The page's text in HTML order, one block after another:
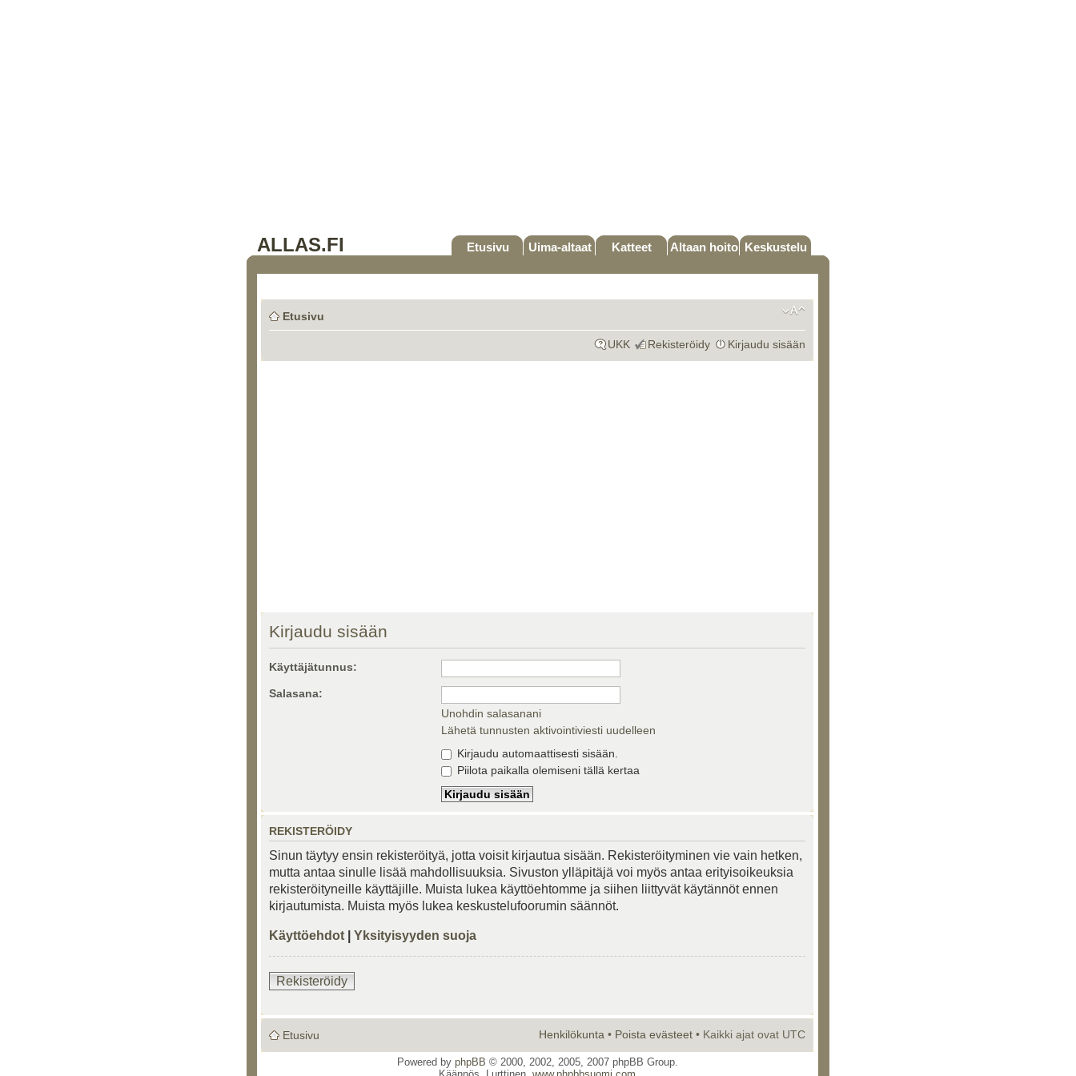
ALLAS.FI Etusivu Uima-altaat Katteet Altaan hoito Keskustelu
Etusivu
UKK Rekisteröidy Kirjaudu sisään
Kirjaudu sisään
Käyttäjätunnus:
Salasana:
Unohdin salasanani
Lähetä tunnusten aktivointiviesti uudelleen
Kirjaudu automaattisesti sisään.
Piilota paikalla olemiseni tällä kertaa
REKISTERÖIDY
Sinun täytyy ensin rekisteröityä, jotta voisit kirjautua sisään. Rekisteröityminen vie vain hetken,
mutta antaa sinulle lisää mahdollisuuksia. Sivuston ylläpitäjä voi myös antaa erityisoikeuksia
rekisteröityneille käyttäjille. Muista lukea käyttöehtomme ja siihen liittyvät käytännöt ennen
kirjautumista. Muista myös lukea keskustelufoorumin säännöt.
Käyttöehdot Yksityisyyden suoja
Rekisteröidy
Etusivu Henkilökunta • Poista evästeet • Kaikki ajat ovat UTC
Powered by phpBB © 2000, 2002, 2005, 2007 phpBB Group.